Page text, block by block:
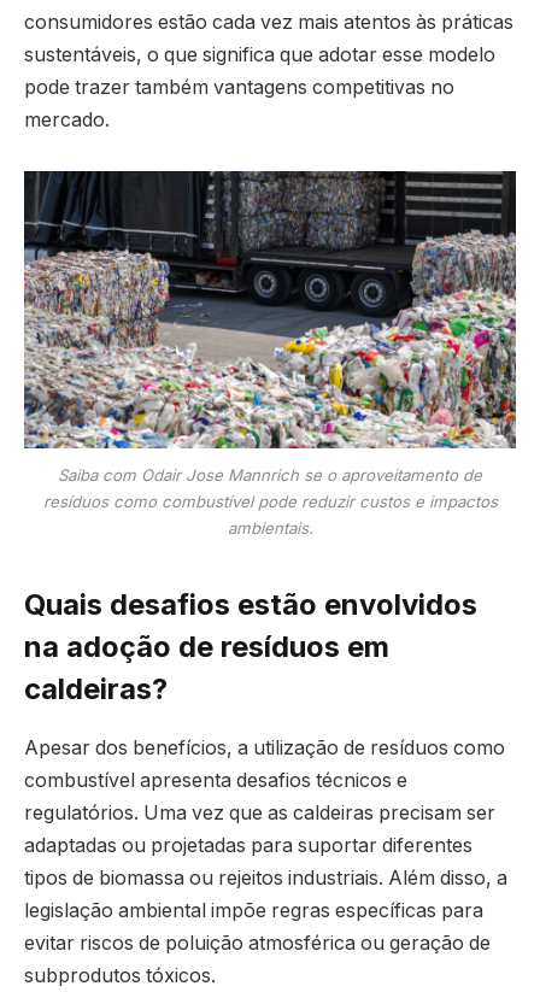
consumidores estão cada vez mais atentos às práticas
sustentáveis, o que significa que adotar esse modelo
pode trazer também vantagens competitivas no
mercado.
Saiba com Odair Jose Mannrich se o aproveitamento de
resíduos como combustível pode reduzir custos e impactos
ambientais.
Quais desafios estão envolvidos
na adoção de resíduos em
caldeiras?
Apesar dos benefícios, a utilização de resíduos como
combustível apresenta desafios técnicos e
regulatórios. Uma vez que as caldeiras precisam ser
adaptadas ou projetadas para suportar diferentes
tipos de biomassa ou rejeitos industriais. Além disso, a
legislação ambiental impõe regras específicas para
evitar riscos de poluição atmosférica ou geração de
subprodutos tóxicos.